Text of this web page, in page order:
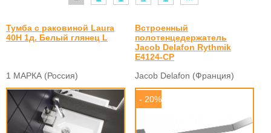
Тумба с раковиной Laura
40Н 1д. Белый глянец L
1 МАРКА (Россия)
Встроенный
полотенцедержатель
Jacob Delafon Rythmik
E4124-CP
Jacob Delafon (Франция)
- 20%